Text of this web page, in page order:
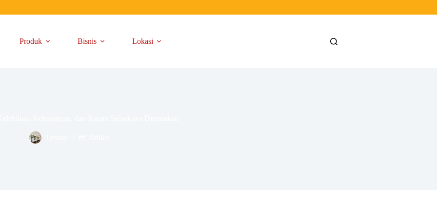
Produk Bisnis Lokasi